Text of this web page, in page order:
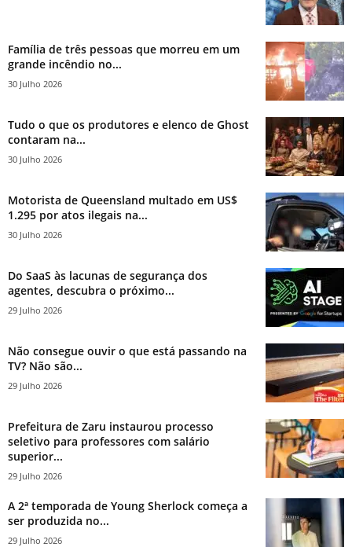
Família de três pessoas que morreu em um
grande incêndio no...
30 Julho 2026
Tudo o que os produtores e elenco de Ghost
contaram na...
30 Julho 2026
Motorista de Queensland multado em US$
1.295 por atos ilegais na...
30 Julho 2026
Do SaaS às lacunas de segurança dos
agentes, descubra o próximo...
29 Julho 2026
Não consegue ouvir o que está passando na
TV? Não são...
29 Julho 2026
Prefeitura de Zaru instaurou processo
seletivo para professores com salário
superior...
29 Julho 2026
A 2ª temporada de Young Sherlock começa a
ser produzida no...
29 Julho 2026